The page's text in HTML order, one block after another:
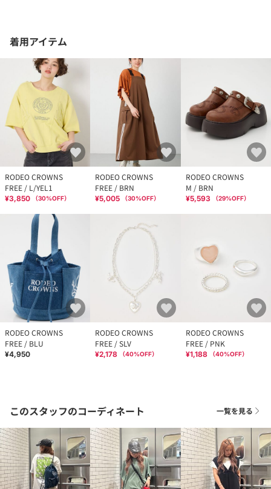
着用アイテム
RODEO CROWNS
FREE / L/YEL1
¥3,850 （30%OFF）
RODEO CROWNS
FREE / BRN
¥5,005 （30%OFF）
RODEO CROWNS
M / BRN
¥5,593 （29%OFF）
RODEO CROWNS
FREE / BLU
¥4,950
RODEO CROWNS
FREE / SLV
¥2,178 （40%OFF）
RODEO CROWNS
FREE / PNK
¥1,188 （40%OFF）
このスタッフのコーディネート 一覧を見る